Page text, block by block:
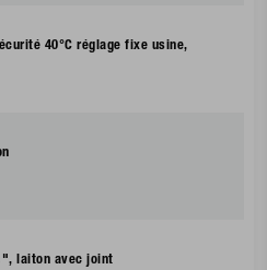
40°C réglage fixe usine,
laiton avec joint